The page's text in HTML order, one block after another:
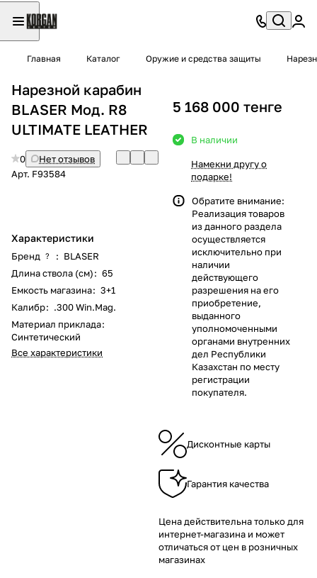
Главная Каталог Оружие и средства защиты
Нарезной карабин
BLASER Мод. R8
ULTIMATE LEATHER
0
Нет отзывов
Арт. F93584
Характеристики
Бренд ? : BLASER
Длина ствола (см): 65
Емкость магазина: 3+1
Калибр: .300 Win.Mag.
Материал приклада:
Синтетический
Все характеристики
5 168 000 тенге
В наличии
Намекни другу о
подарке!
Обратите внимание:
Реализация товаров
из данного раздела
осуществляется
исключительно при
наличии
действующего
разрешения на его
приобретение,
выданного
уполномоченными
органами внутренних
дел Республики
Казахстан по месту
регистрации
покупателя.
Дисконтные карты
Гарантия качества
Цена действительна только для
интернет-магазина и может
отличаться от цен в розничных
магазинах